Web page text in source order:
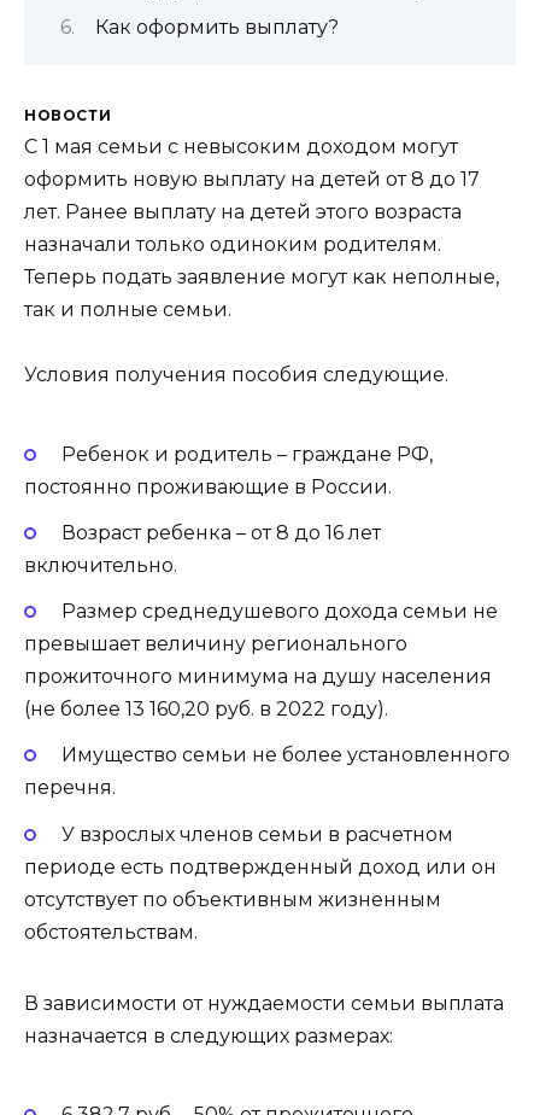
Как оформить выплату?
НОВОСТИ
С 1 мая семьи с невысоким доходом могут
оформить новую выплату на детей от 8 до 17
лет. Ранее выплату на детей этого возраста
назначали только одиноким родителям.
Теперь подать заявление могут как неполные,
так и полные семьи.
Условия получения пособия следующие.
Ребенок и родитель – граждане РФ,
постоянно проживающие в России.
Возраст ребенка – от 8 до 16 лет
включительно.
Размер среднедушевого дохода семьи не
превышает величину регионального
прожиточного минимума на душу населения
(не более 13 160,20 руб. в 2022 году).
Имущество семьи не более установленного
перечня.
У взрослых членов семьи в расчетном
периоде есть подтвержденный доход или он
отсутствует по объективным жизненным
обстоятельствам.
В зависимости от нуждаемости семьи выплата
назначается в следующих размерах: